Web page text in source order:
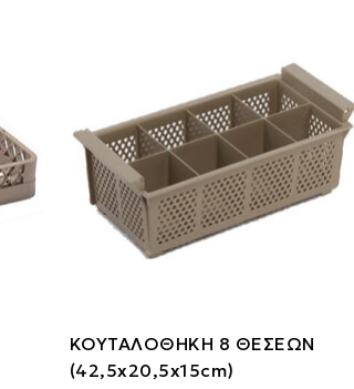
ΚΟΥΤΑΛΟΘΗΚΗ 8 ΘΕΣΕΩΝ
(42,5x20,5x15cm)